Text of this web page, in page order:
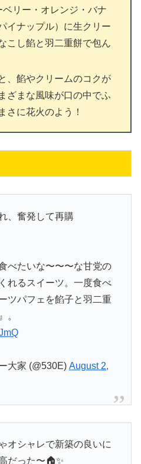
リー・オレンジ・バナ
イナップル）に生クリー
こし餡と羽二重餅で包ん
、餡やクリームのコクが
ざまな風味が口の中でふ
さに花火のよう！
、奮発して再購
べたいな〜〜〜な甘党の
れるスイーツ。一度食べ
ツパフェを餡子と羽二重
。
大家 (@530E) August 2,
オシャレで新築の良いに
だった〜🏠✨